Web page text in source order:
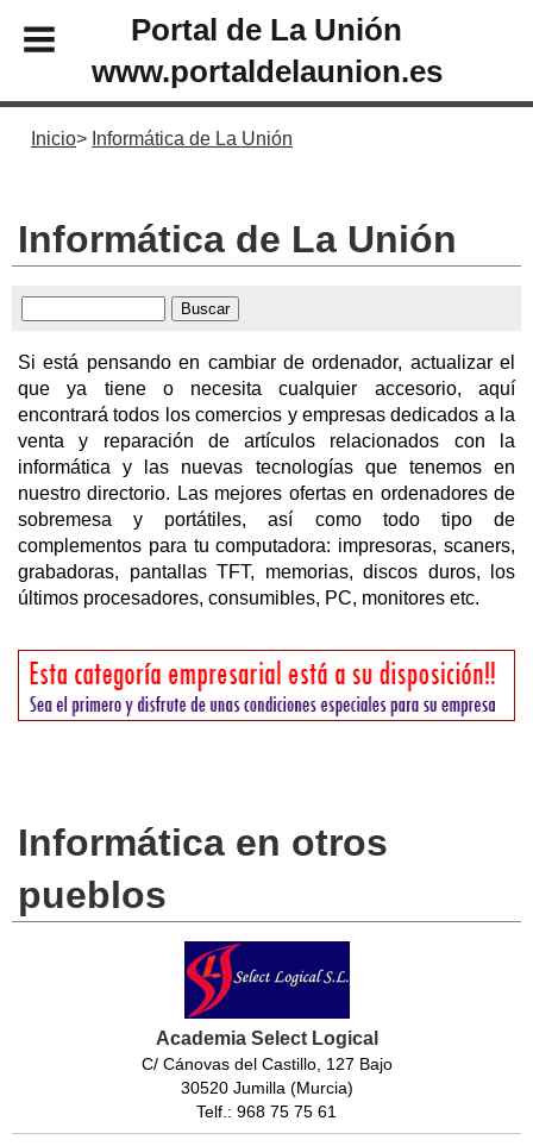
Portal de La Unión
www.portaldelaunion.es
Inicio Informática de La Unión
Informática de La Unión
Si está pensando en cambiar de ordenador, actualizar el
que ya tiene o necesita cualquier accesorio, aquí
encontrará todos los comercios y empresas dedicados a la
venta y reparación de artículos relacionados con la
informática y las nuevas tecnologías que tenemos en
nuestro directorio. Las mejores ofertas en ordenadores de
sobremesa y portátiles, así como todo tipo de
complementos para tu computadora: impresoras, scaners,
grabadoras, pantallas TFT, memorias, discos duros, los
últimos procesadores, consumibles, PC, monitores etc.
Informática en otros
pueblos
Academia Select Logical
C/ Cánovas del Castillo, 127 Bajo
30520 Jumilla (Murcia)
Telf.: 968 75 75 61